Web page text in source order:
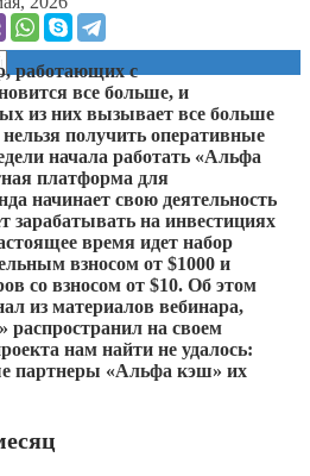
работающих с
все больше, и
из них вызывает все больше
получить оперативные
начала работать «Альфа
платформа для
начинает свою деятельность
зарабатывать на инвестициях
время идет набор
взносом от $1000 и
со взносом от $10. Об этом
из материалов вебинара,
на своем
нам найти не удалось:
партнеры «Альфа кэш» их